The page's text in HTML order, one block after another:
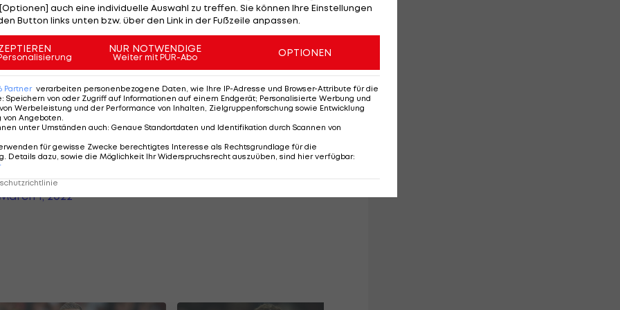
einen Bombenangriff am Stadtrand von Kiew.
with the families, friends, and
Ukrainian footballers
and Dmytro Martynenko (25),
losses in this war.
in peace.
1, 2022
auch eine individuelle Auswahl zu treffen. Sie können Ihre Einstellungen
Button links unten bzw. über den Link in der Fußzeile anpassen.
NUR NOTWENDIGE
Weiter mit PUR-Abo OPTIONEN
Partner verarbeiten personenbezogene Daten, wie Ihre IP-Adresse und Browser-Attribute für die
: Speichern von oder Zugriff auf Informationen auf einem Endgerät; Personalisierte Werbung und
Werbeleistung und der Performance von Inhalten, Zielgruppenforschung sowie Entwicklung
von Angeboten.
unter Umständen auch: Genaue Standortdaten und Identifikation durch Scannen von
für gewisse Zwecke berechtigtes Interesse als Rechtsgrundlage für die
Details dazu, sowie die Möglichkeit Ihr Widerspruchsrecht auszuüben, sind hier verfügbar: